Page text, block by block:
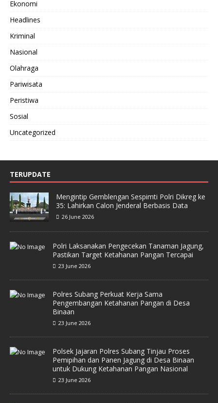
Ekonomi
Headlines
Kriminal
Nasional
Olahraga
Pariwisata
Peristiwa
Sosial
Uncategorized
TERUPDATE
Mengintip Gemblengan Sespimti Polri Dikreg ke
35: Lahirkan Calon Jenderal Berbasis Data
26 June 2026
Polri Laksanakan Pengecekan Tanaman Jagung,
Pastikan Target Ketahanan Pangan Tercapai
23 June 2026
Polres Subang Perkuat Kerja Sama
Pengembangan Ketahanan Pangan di Desa
Binaan
23 June 2026
Polsek Jajaran Polres Subang Tinjau Proses
Pemipihan dan Panen Jagung di Desa Binaan
untuk Dukung Ketahanan Pangan Nasional
23 June 2026